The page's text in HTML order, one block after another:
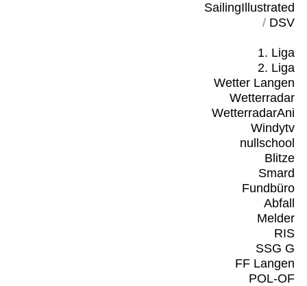
SailingIllustrated
/ DSV
1. Liga
2. Liga
Wetter Langen
Wetterradar
WetterradarAni
Windytv
nullschool
Blitze
Smard
Fundbüro
Abfall
Melder
RIS
SSG G
FF Langen
POL-OF